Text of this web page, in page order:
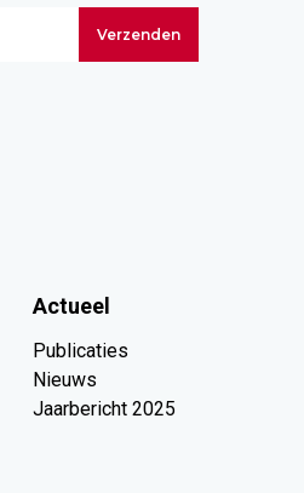
Actueel
Publicaties
Nieuws
Jaarbericht 2025
Verzenden